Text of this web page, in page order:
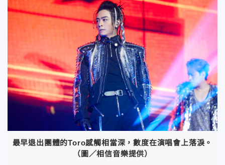
最早退出團體的Toro感觸相當深，數度在演唱會上落淚。
（圖／相信音樂提供）